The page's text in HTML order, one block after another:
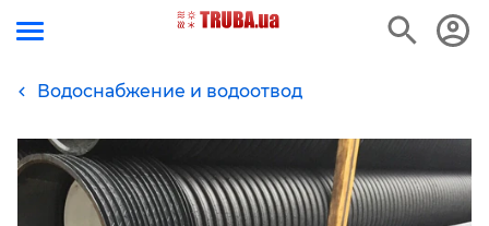
Водоснабжение и водоотвод